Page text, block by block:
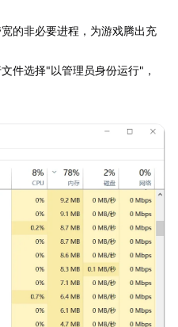
宽的非必要进程，为游戏腾出充
件选择"以管理员身份运行"，